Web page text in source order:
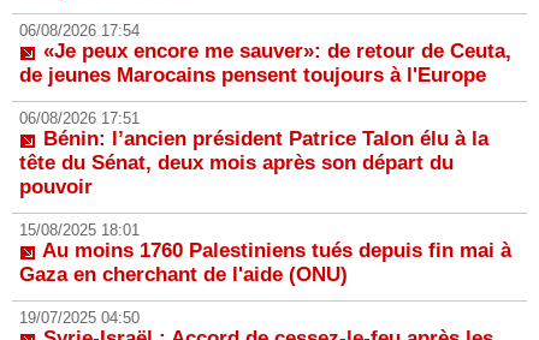
06/08/2026 17:54
«Je peux encore me sauver»: de retour de Ceuta,
de jeunes Marocains pensent toujours à l'Europe
06/08/2026 17:51
Bénin: l’ancien président Patrice Talon élu à la
tête du Sénat, deux mois après son départ du
pouvoir
15/08/2025 18:01
Au moins 1760 Palestiniens tués depuis fin mai à
Gaza en cherchant de l'aide (ONU)
19/07/2025 04:50